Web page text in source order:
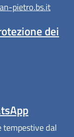
pietro.bs.it
dei
dal